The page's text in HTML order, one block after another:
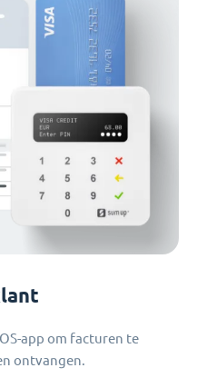
app om facturen te
ontvangen.